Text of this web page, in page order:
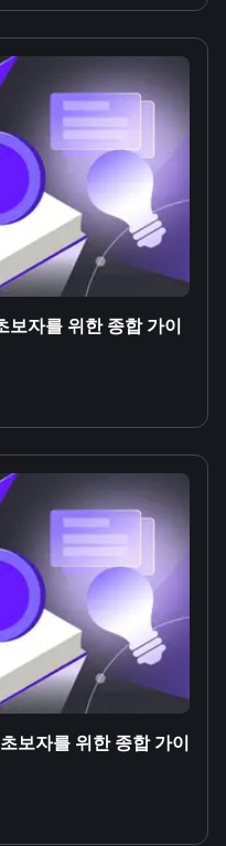
보자를 위한 종합 가이
보자를 위한 종합 가이